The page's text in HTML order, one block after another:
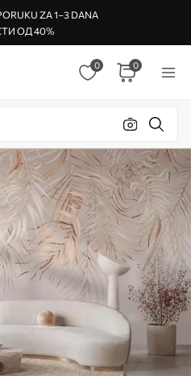
ZA 1–3 DANA
ОД 40%
0 0